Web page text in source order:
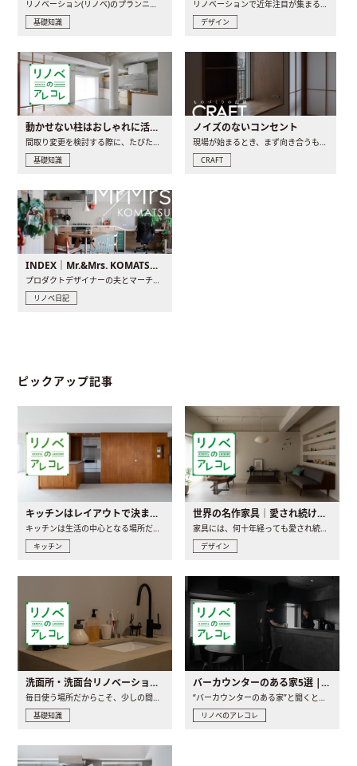
リノベーション(リノベ)のプランニングで一番最初に決めるのは..
基礎知識
リノベーションで近年注目が集まる建築意匠の一つであるアール..
デザイン
動かせない柱はおしゃれに活用！柱を魅せるリノベーション(リノベ)4選
間取り変更を検討する際に、たびたび皆さんの頭を悩ませる動か..
基礎知識
ノイズのないコンセント
現場が始まるとき、まず向き合うものの一つがコンセントです..
CRAFT
INDEX｜Mr.&Mrs. KOMATSU renovation diary
プロダクトデザイナーの夫とマーチャンダイザーの妻が、夫婦で..
リノベ日記
ピックアップ記事
キッチンはレイアウトで決まる。後悔しないための考え方と選び方
キッチン
世界の名作家具｜愛され続ける理由と一生モノとの出会い方
デザイン
洗面所・洗面台リノベーションの事例と間取りアイデア
毎日使う場所だからこそ、少しの間取りの工夫や素材の選び方で..
基礎知識
バーカウンターのある家5選 | 日常に馴染む“距離の近い”キッチンとは
“バーカウンターのある家”と聞くと、少し特別な、大人のための..
リノベのアレコレ